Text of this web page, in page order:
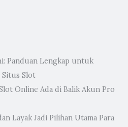
Panduan Lengkap untuk
Situs Slot
Online Ada di Balik Akun Pro
Layak Jadi Pilihan Utama Para